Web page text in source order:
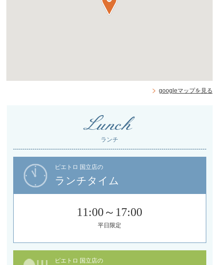
googleマップを見る
Lunch
ランチ
ピエトロ 国立店の
ランチタイム
11:00～17:00
平日限定
ピエトロ 国立店の